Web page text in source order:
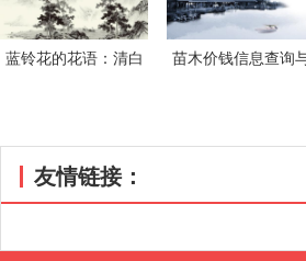
蓝铃花的花语：清白
苗木价钱信息查询
友情链接：